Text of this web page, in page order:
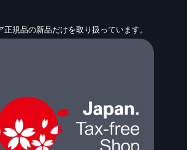
正規品の新品だけを取り扱っています。